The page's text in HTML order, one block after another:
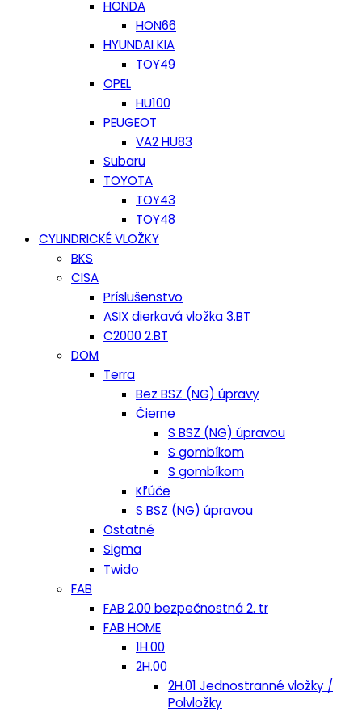
HONDA
HON66
HYUNDAI KIA
TOY49
OPEL
HU100
PEUGEOT
VA2 HU83
Subaru
TOYOTA
TOY43
TOY48
CYLINDRICKÉ VLOŽKY
BKS
CISA
Príslušenstvo
ASIX dierkavá vložka 3.BT
C2000 2.BT
DOM
Terra
Bez BSZ (NG) úpravy
Čierne
S BSZ (NG) úpravou
S gombíkom
S gombíkom
Kľúče
S BSZ (NG) úpravou
Ostatné
Sigma
Twido
FAB
FAB 2.00 bezpečnostná 2. tr
FAB HOME
1H.00
2H.00
2H.01 Jednostranné vložky /
Polvložky